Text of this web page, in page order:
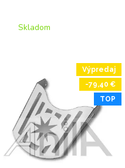
Skladom
Výpredaj
-79,40 €
TOP